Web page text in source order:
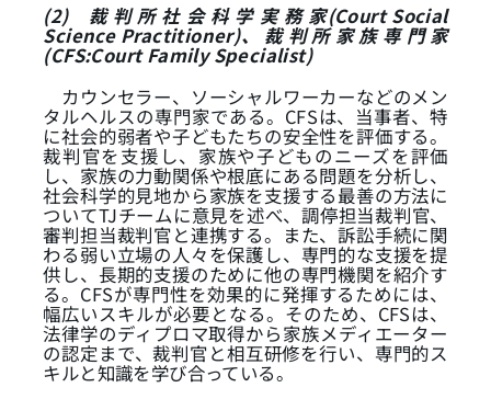
(2)
裁 判 所 社 会 科 学 実 務 家(Court Social
Science Practitioner)、 裁 判 所 家 族 専 門 家
(CFS:Court Family Specialist)
カウンセラー、ソーシャルワーカーなどのメン
タルヘルスの専門家である。CFSは、当事者、特
に社会的弱者や子どもたちの安全性を評価する。
裁判官を支援し、家族や子どものニーズを評価
し、家族の力動関係や根底にある問題を分析し、
社会科学的見地から家族を支援する最善の方法に
ついてTJチームに意見を述べ、調停担当裁判官、
審判担当裁判官と連携する。また、訴訟手続に関
わる弱い立場の人々を保護し、専門的な支援を提
供し、長期的支援のために他の専門機関を紹介す
る。CFSが専門性を効果的に発揮するためには、
幅広いスキルが必要となる。そのため、CFSは、
法律学のディプロマ取得から家族メディエーター
の認定まで、裁判官と相互研修を行い、専門的ス
キルと知識を学び合っている。